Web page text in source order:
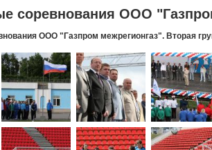
соревнования ООО
ООО "Газпром межрегионгаз". Вторая